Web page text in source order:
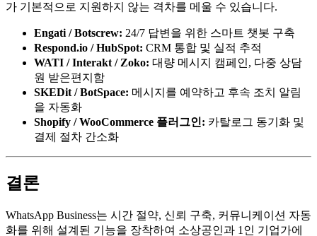
가 기본적으로 지원하지 않는 격차를 메울 수 있습니다.
Engati / Botscrew: 24/7 답변을 위한 스마트 챗봇 구축
Respond.io / HubSpot: CRM 통합 및 실적 추적
WATI / Interakt / Zoko: 대량 메시지 캠페인, 다중 상담
원 받은편지함
SKEDit / BotSpace: 메시지를 예약하고 후속 조치 알림
을 자동화
Shopify / WooCommerce 플러그인: 카탈로그 동기화 및
결제 절차 간소화
결론
WhatsApp Business는 시간 절약, 신뢰 구축, 커뮤니케이션 자동
화를 위해 설계된 기능을 장착하여 소상공인과 1인 기업가에